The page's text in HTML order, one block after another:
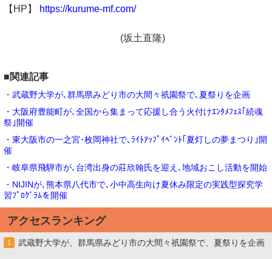
【HP】
https://kurume-mf.com/
(坂土直隆)
■関連記事
・武蔵野大学が､群馬県みどり市の大間々祇園祭で､夏祭りを企画
・大阪府豊能町が､全国から集まって応援し合う火付けｴﾝﾀﾒﾌｪｽ｢続魂
祭｣開催
・東大阪市の一之宮･枚岡神社で､ﾗｲﾄｱｯﾌﾟｲﾍﾞﾝﾄ｢夏灯しの夢まつり｣開
催
・岐阜県飛騨市が､台湾出身の莊欣翰氏を迎え､地域おこし活動を開始
・NIJINが､熊本県八代市で､小中高生向け夏休み限定の実践型探究学
習ﾌﾟﾛｸﾞﾗﾑを開催
アクセスランキング
1 武蔵野大学が、群馬県みどり市の大間々祇園祭で、夏祭りを企画